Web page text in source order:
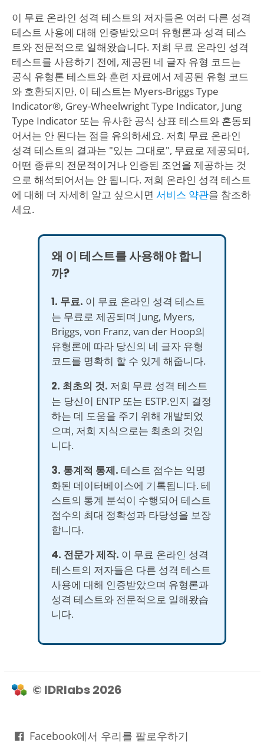
이 무료 온라인 성격 테스트의 저자들은 여러 다른 성격
테스트 사용에 대해 인증받았으며 유형론과 성격 테스
트와 전문적으로 일해왔습니다. 저희 무료 온라인 성격
테스트를 사용하기 전에, 제공된 네 글자 유형 코드는
공식 유형론 테스트와 훈련 자료에서 제공된 유형 코드
와 호환되지만, 이 테스트는 Myers-Briggs Type
Indicator®, Grey-Wheelwright Type Indicator, Jung
Type Indicator 또는 유사한 공식 상표 테스트와 혼동되
어서는 안 된다는 점을 유의하세요. 저희 무료 온라인
성격 테스트의 결과는 "있는 그대로", 무료로 제공되며,
어떤 종류의 전문적이거나 인증된 조언을 제공하는 것
으로 해석되어서는 안 됩니다. 저희 온라인 성격 테스트
에 대해 더 자세히 알고 싶으시면 서비스 약관을 참조하
세요.
왜 이 테스트를 사용해야 합니
까?
1. 무료. 이 무료 온라인 성격 테스트
는 무료로 제공되며 Jung, Myers,
Briggs, von Franz, van der Hoop의
유형론에 따라 당신의 네 글자 유형
코드를 명확히 할 수 있게 해줍니다.
2. 최초의 것. 저희 무료 성격 테스트
는 당신이 ENTP 또는 ESTP.인지 결정
하는 데 도움을 주기 위해 개발되었
으며, 저희 지식으로는 최초의 것입
니다.
3. 통계적 통제. 테스트 점수는 익명
화된 데이터베이스에 기록됩니다. 테
스트의 통계 분석이 수행되어 테스트
점수의 최대 정확성과 타당성을 보장
합니다.
4. 전문가 제작. 이 무료 온라인 성격
테스트의 저자들은 다른 성격 테스트
사용에 대해 인증받았으며 유형론과
성격 테스트와 전문적으로 일해왔습
니다.
© IDRlabs 2026
Facebook에서 우리를 팔로우하기